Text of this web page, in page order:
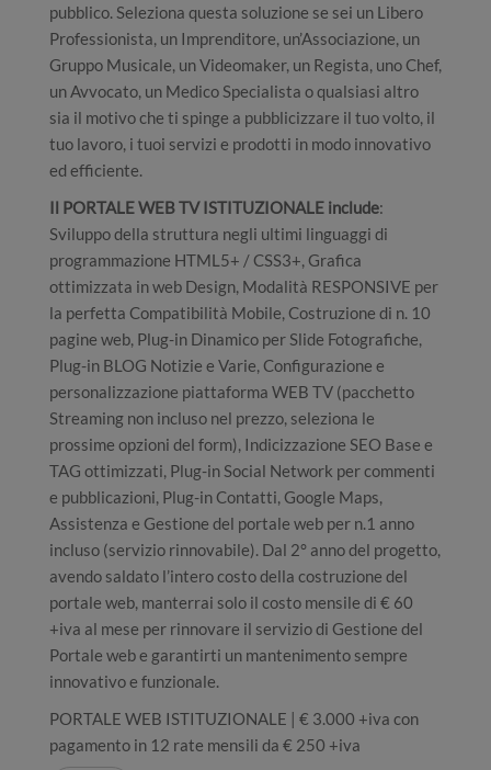
pubblico. Seleziona questa soluzione se sei un Libero
Professionista, un Imprenditore, un’Associazione, un
Gruppo Musicale, un Videomaker, un Regista, uno Chef,
un Avvocato, un Medico Specialista o qualsiasi altro
sia il motivo che ti spinge a pubblicizzare il tuo volto, il
tuo lavoro, i tuoi servizi e prodotti in modo innovativo
ed efficiente.
Il PORTALE WEB TV ISTITUZIONALE include:
Sviluppo della struttura negli ultimi linguaggi di
programmazione HTML5+ / CSS3+, Grafica
ottimizzata in web Design, Modalità RESPONSIVE per
la perfetta Compatibilità Mobile, Costruzione di n. 10
pagine web, Plug-in Dinamico per Slide Fotografiche,
Plug-in BLOG Notizie e Varie, Configurazione e
personalizzazione piattaforma WEB TV (pacchetto
Streaming non incluso nel prezzo, seleziona le
prossime opzioni del form), Indicizzazione SEO Base e
TAG ottimizzati, Plug-in Social Network per commenti
e pubblicazioni, Plug-in Contatti, Google Maps,
Assistenza e Gestione del portale web per n.1 anno
incluso (servizio rinnovabile). Dal 2° anno del progetto,
avendo saldato l’intero costo della costruzione del
portale web, manterrai solo il costo mensile di € 60
+iva al mese per rinnovare il servizio di Gestione del
Portale web e garantirti un mantenimento sempre
innovativo e funzionale.
PORTALE WEB ISTITUZIONALE | € 3.000 +iva con
pagamento in 12 rate mensili da € 250 +iva